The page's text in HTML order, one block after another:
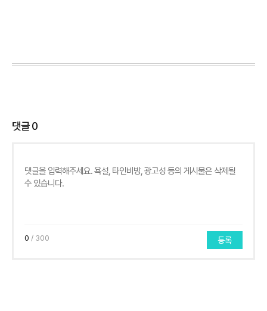
댓글0
0 / 300 등록